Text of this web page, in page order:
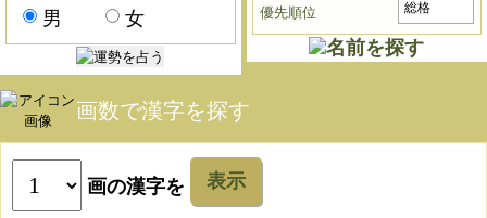
男 女 優先順位
画数で漢字を探す
画の漢字を 表示